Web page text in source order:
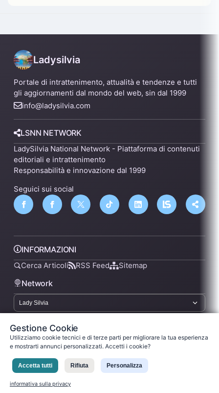
Gestione Cookie
Utilizziamo cookie tecnici e di terze parti per migliorare la tua esperienza
e mostrarti annunci personalizzati. Accetti i cookie?
Accetta tutti Rifiuta Personalizza
informativa sulla privacy
Ladysilvia
Portale di intrattenimento, attualità e tendenze e tutti
gli aggiornamenti dal mondo del web, sin dal 1999
info@ladysilvia.com
LSNN NETWORK
LadySilvia National Network - Piattaforma di contenuti
editoriali e intrattenimento
Responsabilità e innovazione dal 1999
Seguici sui social
INFORMAZIONI
Cerca Articoli RSS Feed Sitemap
Network
lsnn.net
Ladysilvia ® 1999-2026 Network
Ladysilvia © 2026